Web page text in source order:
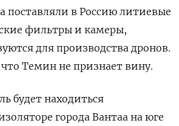
поставляли в Россию литиевые
фильтры и камеры,
для производства дронов.
Темин не признает вину.
будет находиться
города Вантаа на юге